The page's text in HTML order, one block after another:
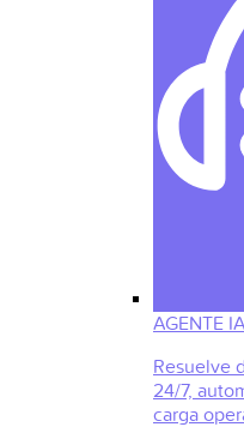
AGENTE
Resuelve
24/7,
carga